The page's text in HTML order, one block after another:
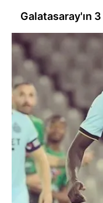
Galatasaray'ın